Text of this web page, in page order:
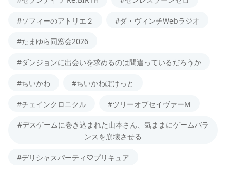
#ソフィーのアトリエ２ #ダ・ヴィンチWebラジオ
#たまゆら同窓会2026
#ダンジョンに出会いを求めるのは間違っているだろうか
#ちいかわ #ちいかわぽけっと
#チェインクロニクル #ツリーオブセイヴァーM
#デスゲームに巻き込まれた山本さん、気ままにゲームバラ
ンスを崩壊させる
#デリシャスパーティ♡プリキュア